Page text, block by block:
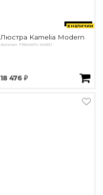
в наличии
Люстра Kamelia Modern
Артикул: FR5446PL-04BS1
18 476 ₽